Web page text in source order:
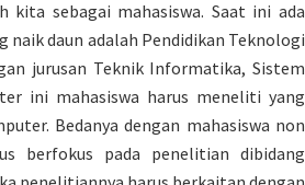
sebagai mahasiswa. Saat ini ada
naik daun adalah Pendidikan Teknologi
jurusan Teknik Informatika, Sistem
ini mahasiswa harus meneliti yang
Bedanya dengan mahasiswa non
berfokus pada penelitian dibidang